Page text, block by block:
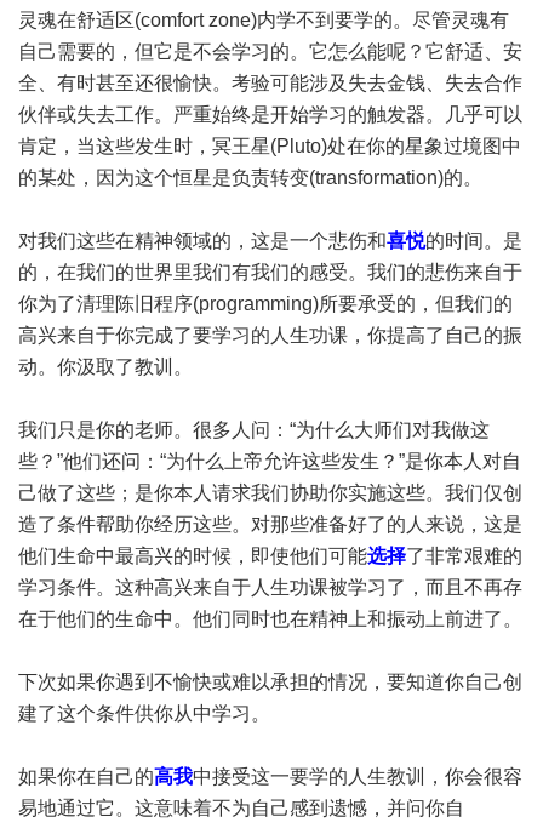
灵魂在舒适区(comfort zone)内学不到要学的。尽管灵魂有
自己需要的，但它是不会学习的。它怎么能呢？它舒适、安
全、有时甚至还很愉快。考验可能涉及失去金钱、失去合作
伙伴或失去工作。严重始终是开始学习的触发器。几乎可以
肯定，当这些发生时，冥王星(Pluto)处在你的星象过境图中
的某处，因为这个恒星是负责转变(transformation)的。
对我们这些在精神领域的，这是一个悲伤和喜悦的时间。是
的，在我们的世界里我们有我们的感受。我们的悲伤来自于
你为了清理陈旧程序(programming)所要承受的，但我们的
高兴来自于你完成了要学习的人生功课，你提高了自己的振
动。你汲取了教训。
我们只是你的老师。很多人问：“为什么大师们对我做这
些？”他们还问：“为什么上帝允许这些发生？”是你本人对自
己做了这些；是你本人请求我们协助你实施这些。我们仅创
造了条件帮助你经历这些。对那些准备好了的人来说，这是
他们生命中最高兴的时候，即使他们可能选择了非常艰难的
学习条件。这种高兴来自于人生功课被学习了，而且不再存
在于他们的生命中。他们同时也在精神上和振动上前进了。
下次如果你遇到不愉快或难以承担的情况，要知道你自己创
建了这个条件供你从中学习。
如果你在自己的高我中接受这一要学的人生教训，你会很容
易地通过它。这意味着不为自己感到遗憾，并问你自